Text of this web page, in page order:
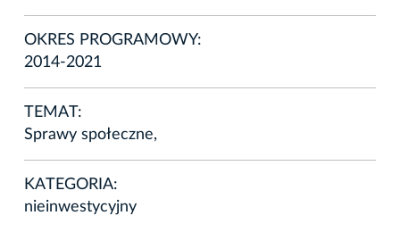
OKRES PROGRAMOWY:
2014-2021
TEMAT:
Sprawy społeczne,
KATEGORIA:
nieinwestycyjny